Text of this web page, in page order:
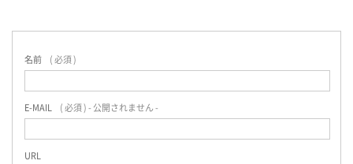
名前 ( 必須 )
E-MAIL ( 必須 ) - 公開されません -
URL